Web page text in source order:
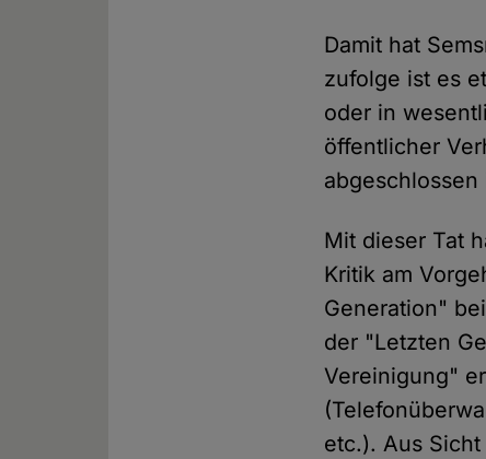
Damit hat
zufolge ist es
oder in
öffentlicher
abgeschlossen
Mit dieser Tat
Kritik am
Generation"
der "Letzten
Vereinigung"
etc.). Aus